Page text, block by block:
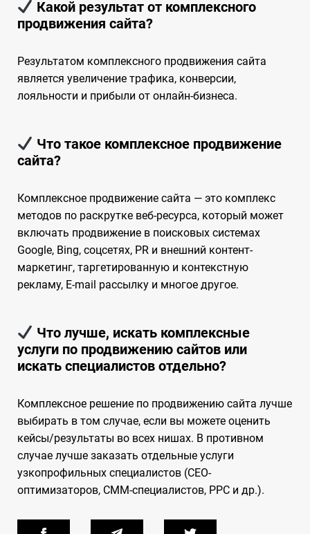
Какой результат от комплексного
продвижения сайта?
Результатом комплексного продвижения сайта
является увеличение трафика, конверсии,
лояльности и прибыли от онлайн-бизнеса.
Что такое комплексное продвижение
сайта?
Комплексное продвижение сайта — это комплекс
методов по раскрутке веб-ресурса, который может
включать продвижение в поисковых системах
Google, Bing, соцсетях, PR и внешний контент-
маркетинг, таргетированную и контекстную
рекламу, E-mail рассылку и многое другое.
Что лучше, искать комплексные
услуги по продвижению сайтов или
искать специалистов отдельно?
Комплексное решение по продвижению сайта лучше
выбирать в том случае, если вы можете оценить
кейсы/результаты во всех нишах. В противном
случае лучше заказать отдельные услуги
узкопрофильных специалистов (СЕО-
оптимизаторов, СММ-специалистов, РРС и др.).